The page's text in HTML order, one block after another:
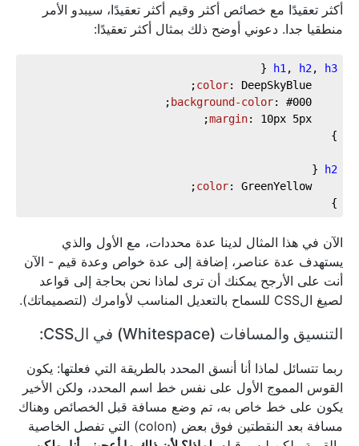
أكثر تعقيدًا مع خصائص أكثر وقيم أكثر تعقيدًا، سيبدو الأمر
منطقيا جدا. دعوني أوضح ذلك بمثال أكثر تعقيدًا:
h1 , h2, h3
color
background-color: #000
margin: 10px 5px
h2
color
}
الآن في هذا المثال لدينا عدة محددات، مع الأول والذي
يستهدف عدة عناصر، إضافة إلى عدة خواص وعدة قيم - الآن
أنت على الأرجح يمكنك أن ترى لماذا نحن بحاجة إلى قواعد
لصيغ الCSS للسماح بالتعديل المناسب لأوامرك (لتصميماتك).
التنسيق والمسافات (Whitespace) في الCSS:
ربما تتسائل لماذا أنا أنسق المحدد بالطريقة التي فعلتها: يكون
القوس المموج الأول على نفس خط اسم المحدد، ولكن الأخير
يكون على خط خاص به، تم وضع مسافة قبل الخصائص وهناك
مسافة بعد النقطتين فوق بعض (colon) التي تفصل الخاصية